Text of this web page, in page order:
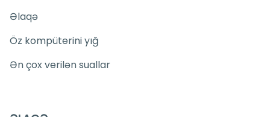
Əlaqə
Öz kompüterini yığ
Ən çox verilən suallar